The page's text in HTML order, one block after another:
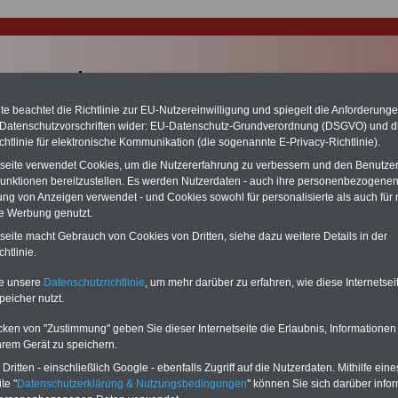
Taschenbücher für den öffentlichen Dienst (als
von nur 15,00 Euro (inkl. MwSt.) können Sie mehr als zehn
des öffentlichen Dienstes "herunterladen, lesen und/oder
in Bund und Ländern,Tarifrecht TVöD und TV-Länder
Dienst, Gesundheit von A bis Z
Kästchen beim roten "JA"ankreuzen und unten im Kasten ihre
Zugangsdaten und können mit dem PDF-Service loslegen.
beachtet die Richtlinie zur EU-Nutzereinwilligung und spiegelt die
wider: EU-Datenschutz-Grundverordnung (DSGVO) und
für elektronische Kommunikation (die sogenannte E-Privacy-Richtlinie).
verwendet Cookies, um die Nutzererfahrung zu verbessern und den
bereitzustellen. Es werden Nutzerdaten - auch ihre
von Anzeigen verwendet - und Cookies sowohl für personalisierte als auch für
Werbung genutzt.
macht Gebrauch von Cookies von Dritten, siehe dazu weitere Details in der
unsere Datenschutzrichtlinie, um mehr darüber zu erfahren, wie diese
nutzt.
von "Zustimmung" geben Sie dieser Internetseite die Erlaubnis,
Gerät zu speichern.
- einschließlich Google - ebenfalls Zugriff auf die Nutzerdaten. Mithilfe
"Datenschutzerklärung & Nutzungsbedingungen" können Sie sich darüber